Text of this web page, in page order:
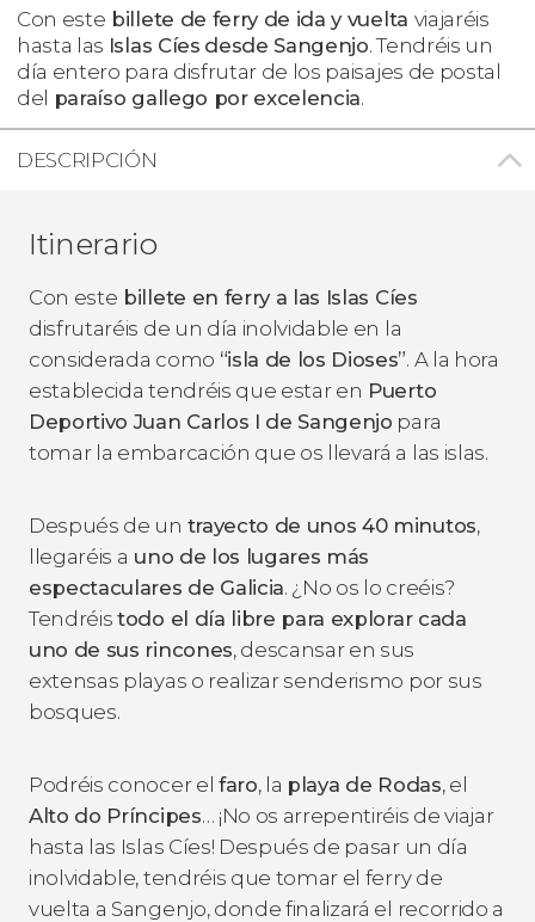
Con este billete de ferry de ida y vuelta viajaréis
hasta las Islas Cíes desde Sangenjo. Tendréis un
día entero para disfrutar de los paisajes de postal
del paraíso gallego por excelencia.
DESCRIPCIÓN
Itinerario
Con este billete en ferry a las Islas Cíes
disfrutaréis de un día inolvidable en la
considerada como “isla de los Dioses”. A la hora
establecida tendréis que estar en Puerto
Deportivo Juan Carlos I de Sangenjo para
tomar la embarcación que os llevará a las islas.
Después de un trayecto de unos 40 minutos,
llegaréis a uno de los lugares más
espectaculares de Galicia. ¿No os lo creéis?
Tendréistodo el día libre para explorar cada
uno de sus rincones, descansar en sus
extensas playas o realizar senderismo por sus
bosques.
Podréis conocer el faro, la playa de Rodas, el
Alto do Príncipes… ¡No os arrepentiréis de viajar
hasta las Islas Cíes! Después de pasar un día
inolvidable, tendréis que tomar el ferry de
vuelta a Sangenjo, donde finalizará el recorrido a